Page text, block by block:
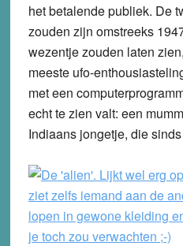
het betalende publiek. De
zouden zijn omstreeks
wezentje zouden laten
meeste ufo-
met een
echt te zien valt: een
Indiaans jongetje, die